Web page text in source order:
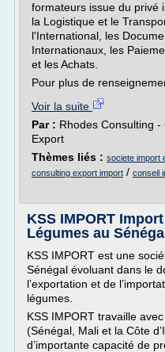
formateurs issue du privé
la Logistique et le
l'International, les
Internationaux, les
et les Achats.
Pour plus de
Voir la suite
Par : Rhodes Consulting
Export
Thèmes liés : societe import
consulting export import / conseil
KSS IMPORT
Légumes au Sénégal
KSS IMPORT est une
Sénégal évoluant dans le
l’exportation et de
légumes.
KSS IMPORT travaille
(Sénégal, Mali et la Côte
d’importante capacité de